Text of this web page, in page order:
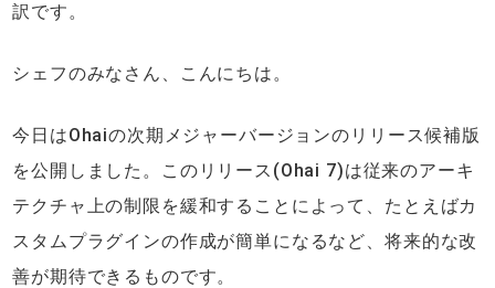
訳です。
シェフのみなさん、こんにちは。
今日はOhaiの次期メジャーバージョンのリリース候補版
を公開しました。このリリース(Ohai 7)は従来のアーキ
テクチャ上の制限を緩和することによって、たとえばカ
スタムプラグインの作成が簡単になるなど、将来的な改
善が期待できるものです。